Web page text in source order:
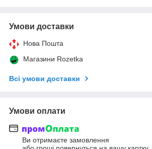
Умови доставки
Нова Пошта
Магазини Rozetka
Всі умови доставки
Умови оплати
Ви отримаєте замовлення